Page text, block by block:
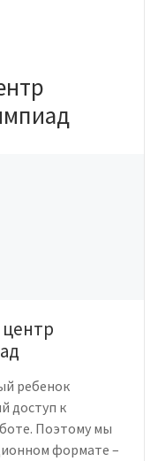
ребенок
доступ к
Поэтому мы
формате –